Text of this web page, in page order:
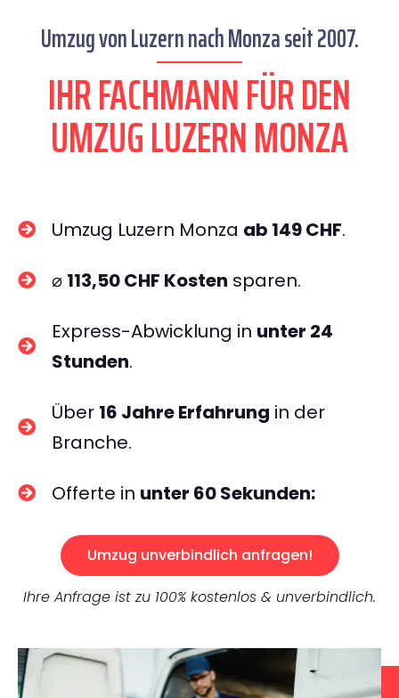
Umzug von Luzern nach Monza seit 2007.
IHR FACHMANN FÜR DEN
UMZUG LUZERN MONZA
Umzug Luzern Monza ab 149 CHF.
⌀ 113,50 CHF Kosten sparen.
Express-Abwicklung in unter 24
Stunden.
Über 16 Jahre Erfahrung in der
Branche.
Offerte in unter 60 Sekunden:
Umzug unverbindlich anfragen!
Ihre Anfrage ist zu 100% kostenlos & unverbindlich.